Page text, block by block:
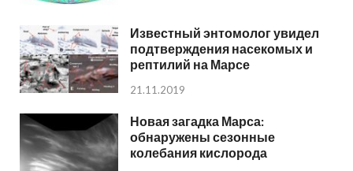
Известный энтомолог увидел
подтверждения насекомых и
рептилий на Марсе
21.11.2019
Новая загадка Марса:
обнаружены сезонные
колебания кислорода